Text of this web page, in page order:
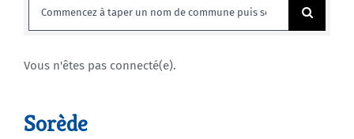
Rechercher:
Vous n'êtes pas connecté(e).
Sorède